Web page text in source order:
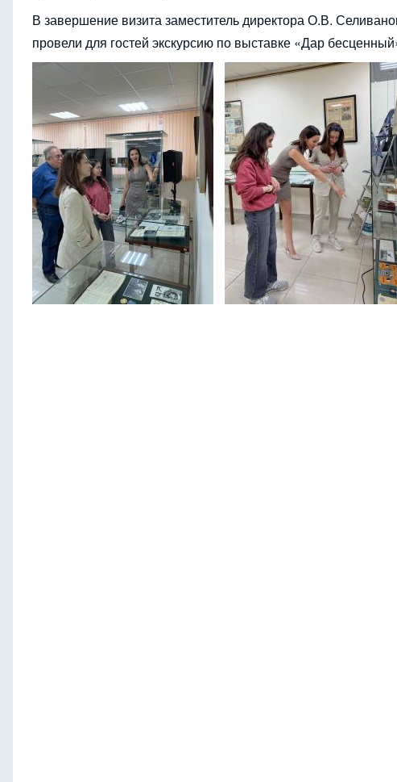
В завершение визита заместитель директора О.В.
провели для гостей экскурсию по выставке «Дар